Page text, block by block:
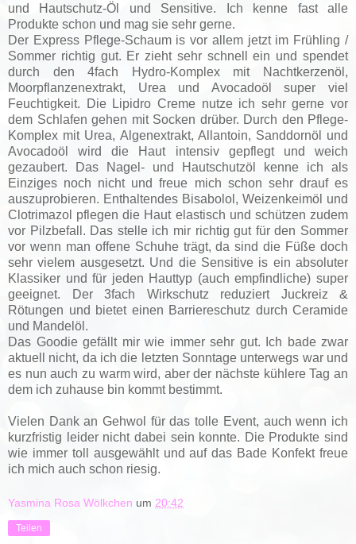
und Hautschutz-Öl und Sensitive. Ich kenne fast alle
Produkte schon und mag sie sehr gerne.
Der Express Pflege-Schaum is vor allem jetzt im Frühling /
Sommer richtig gut. Er zieht sehr schnell ein und spendet
durch den 4fach Hydro-Komplex mit Nachtkerzenöl,
Moorpflanzenextrakt, Urea und Avocadoöl super viel
Feuchtigkeit. Die Lipidro Creme nutze ich sehr gerne vor
dem Schlafen gehen mit Socken drüber. Durch den Pflege-
Komplex mit Urea, Algenextrakt, Allantoin, Sanddornöl und
Avocadoöl wird die Haut intensiv gepflegt und weich
gezaubert. Das Nagel- und Hautschutzöl kenne ich als
Einziges noch nicht und freue mich schon sehr drauf es
auszuprobieren. Enthaltendes Bisabolol, Weizenkeimöl und
Clotrimazol pflegen die Haut elastisch und schützen zudem
vor Pilzbefall. Das stelle ich mir richtig gut für den Sommer
vor wenn man offene Schuhe trägt, da sind die Füße doch
sehr vielem ausgesetzt. Und die Sensitive is ein absoluter
Klassiker und für jeden Hauttyp (auch empfindliche) super
geeignet. Der 3fach Wirkschutz reduziert Juckreiz &
Rötungen und bietet einen Barriereschutz durch Ceramide
und Mandelöl.
Das Goodie gefällt mir wie immer sehr gut. Ich bade zwar
aktuell nicht, da ich die letzten Sonntage unterwegs war und
es nun auch zu warm wird, aber der nächste kühlere Tag an
dem ich zuhause bin kommt bestimmt.
Vielen Dank an Gehwol für das tolle Event, auch wenn ich
kurzfristig leider nicht dabei sein konnte. Die Produkte sind
wie immer toll ausgewählt und auf das Bade Konfekt freue
ich mich auch schon riesig.
Yasmina Rosa Wölkchen um 20:42
Teilen